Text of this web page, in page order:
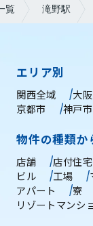
覧 滝野駅
エリア別
関西全域 大
京都市
神戸市
物件の種類か
店舗
店付住宅
ビル
工場
アパート
寮
リゾートマンシ